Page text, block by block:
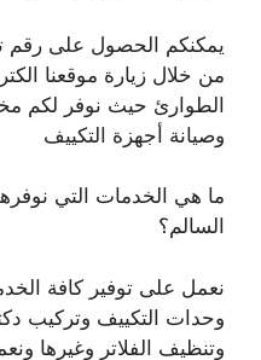
يمكنكم الحصول على رقم
من خلال زيارة موقعنا
الطوارئ حيث نوفر لكم
وصيانة أجهزة التكييف
ما هي الخدمات التي
السالم؟
نعمل على توفير كافة
وحدات التكييف وتركيب
وتنظيف الفلاتر وغيرها